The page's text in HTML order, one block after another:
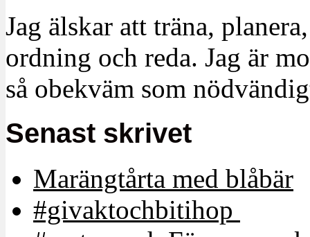
Jag älskar att träna,
ordning och reda. Jag är
så obekväm som
Senast skrivet
Marängtårta med blåbär
#givaktochbitihop